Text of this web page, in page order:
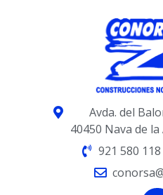
Avda. del
40450 Nava de
921 580